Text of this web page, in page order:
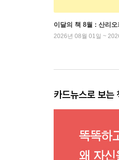
이달의 책 8월 : 산리오
2026년 08월 01일 ~
카드뉴스로 보는